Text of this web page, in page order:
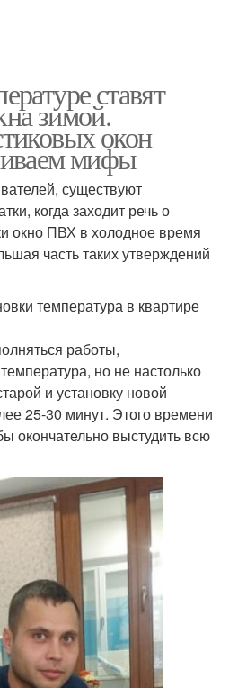
ставят
зимой.
окон
мифы
существуют
когда заходит речь о
окно ПВХ в холодное время
часть таких утверждений
температура в квартире
работы,
но не настолько
и установку новой
25-30 минут. Этого времени
окончательно выстудить всю